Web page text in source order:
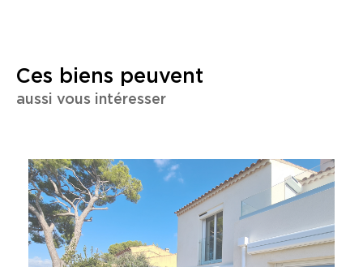
Ces biens peuvent
aussi vous intéresser